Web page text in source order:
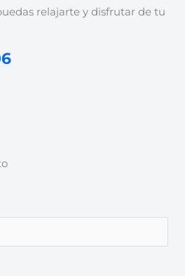
relajarte y disfrutar de tu